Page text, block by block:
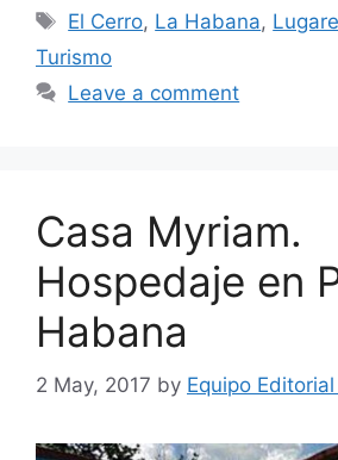
Tags
El Cerro, La Habana,
Turismo
Leave a comment
Casa Myriam.
Hospedaje en
Habana
2 May, 2017 by Equipo